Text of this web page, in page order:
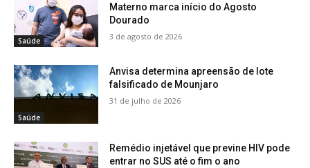
Saúde
Materno marca início do Agosto
Dourado
3 de agosto de 2026
Saúde
Anvisa determina apreensão de lote
falsificado de Mounjaro
31 de julho de 2026
Remédio injetável que previne HIV pode
entrar no SUS até o fim o ano